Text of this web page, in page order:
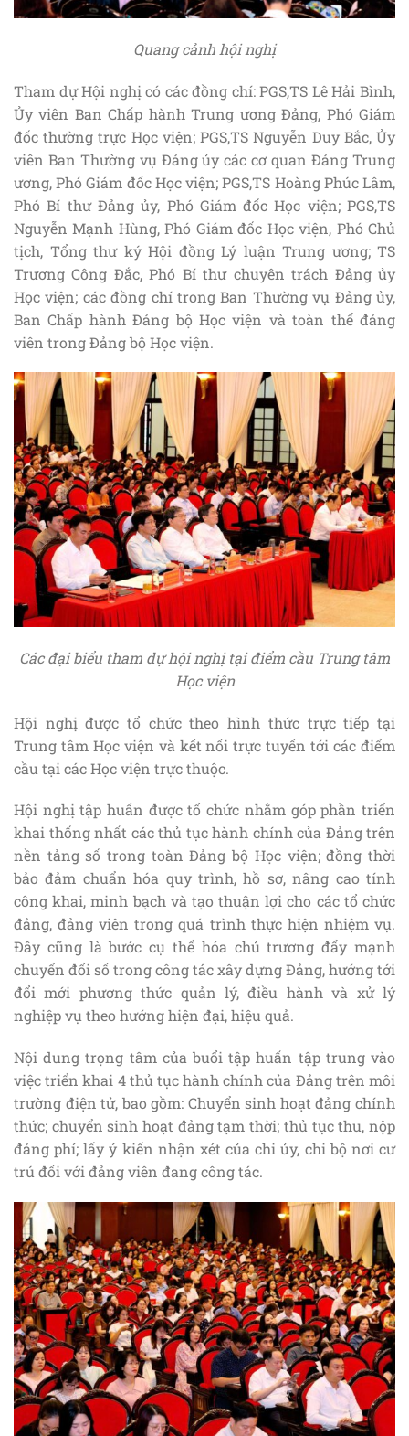
Quang cảnh hội nghị
Tham dự Hội nghị có các đồng chí: PGS,TS Lê Hải Bình,
Ủy viên Ban Chấp hành Trung ương Đảng, Phó Giám
đốc thường trực Học viện; PGS,TS Nguyễn Duy Bắc, Ủy
viên Ban Thường vụ Đảng ủy các cơ quan Đảng Trung
ương, Phó Giám đốc Học viện; PGS,TS Hoàng Phúc Lâm,
Phó Bí thư Đảng ủy, Phó Giám đốc Học viện; PGS,TS
Nguyễn Mạnh Hùng, Phó Giám đốc Học viện, Phó Chủ
tịch, Tổng thư ký Hội đồng Lý luận Trung ương; TS
Trương Công Đắc, Phó Bí thư chuyên trách Đảng ủy
Học viện; các đồng chí trong Ban Thường vụ Đảng ủy,
Ban Chấp hành Đảng bộ Học viện và toàn thể đảng
viên trong Đảng bộ Học viện.
Các đại biểu tham dự hội nghị tại điểm cầu Trung tâm
Học viện
Hội nghị được tổ chức theo hình thức trực tiếp tại
Trung tâm Học viện và kết nối trực tuyến tới các điểm
cầu tại các Học viện trực thuộc.
Hội nghị tập huấn được tổ chức nhằm góp phần triển
khai thống nhất các thủ tục hành chính của Đảng trên
nền tảng số trong toàn Đảng bộ Học viện; đồng thời
bảo đảm chuẩn hóa quy trình, hồ sơ, nâng cao tính
công khai, minh bạch và tạo thuận lợi cho các tổ chức
đảng, đảng viên trong quá trình thực hiện nhiệm vụ.
Đây cũng là bước cụ thể hóa chủ trương đẩy mạnh
chuyển đổi số trong công tác xây dựng Đảng, hướng tới
đổi mới phương thức quản lý, điều hành và xử lý
nghiệp vụ theo hướng hiện đại, hiệu quả.
Nội dung trọng tâm của buổi tập huấn tập trung vào
việc triển khai 4 thủ tục hành chính của Đảng trên môi
trường điện tử, bao gồm: Chuyển sinh hoạt đảng chính
thức; chuyển sinh hoạt đảng tạm thời; thủ tục thu, nộp
đảng phí; lấy ý kiến nhận xét của chi ủy, chi bộ nơi cư
trú đối với đảng viên đang công tác.